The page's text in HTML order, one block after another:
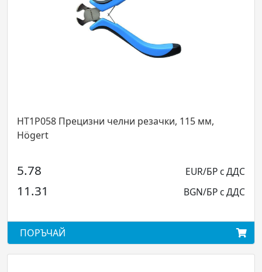
HT1P058 Прецизни челни резачки, 115 мм,
Högert
5.78 EUR/БР с ДДС
11.31 BGN/БР с ДДС
ПОРЪЧАЙ